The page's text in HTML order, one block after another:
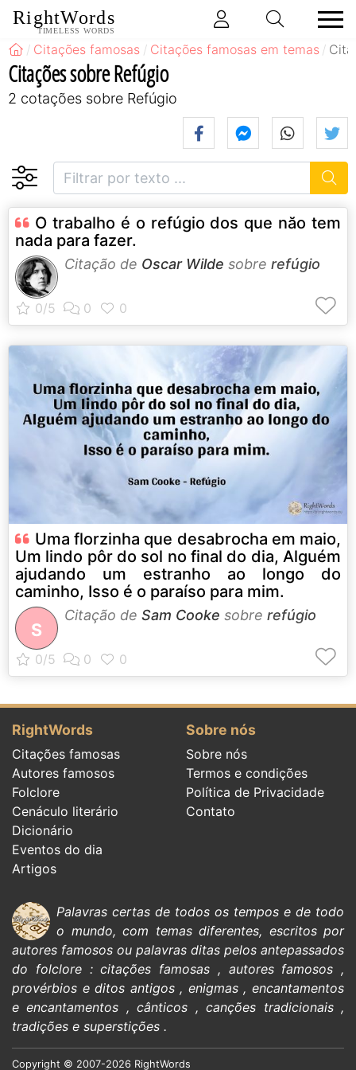
RightWords
TIMELESS WORDS
Citações famosas Citações famosas em temas
Citações sobre Refúgio
2 cotações sobre Refúgio
O trabalho é o refúgio dos que năo tem
nada para fazer.
Citação de Oscar Wilde sobre refúgio
Uma florzinha que desabrocha em maio,
Um lindo pôr do sol no final do dia, Alguém
ajudando um estranho ao longo do
caminho, Isso é o paraíso para mim.
S
Citação de Sam Cooke sobre refúgio
RightWords
Citações famosas
Autores famosos
Folclore
Cenáculo literário
Dicionário
Eventos do dia
Artigos
Sobre nós
Sobre nós
Termos e condições
Política de Privacidade
Contato
Palavras certas de todos os tempos e de todo
o mundo, com temas diferentes, escritos por
autores famosos ou palavras ditas pelos antepassados
do folclore:citações famosas , autores famosos ,
provérbios e ditos antigos, enigmas,encantamentos
e encantamentos ,cânticos ,canções tradicionais,
tradições e superstições .
Copyright © 2007-2026 RightWords